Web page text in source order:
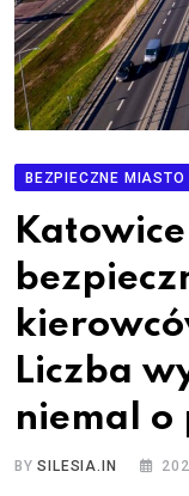
BEZPIECZNE MIASTO
Liczba
niemal o
BYSILESIA.IN